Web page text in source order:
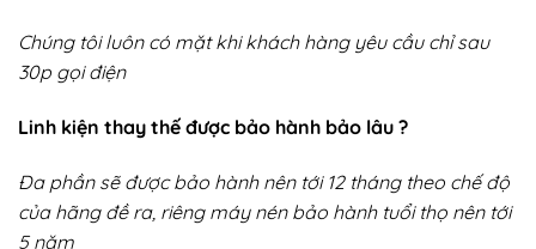
Chúng tôi luôn có mặt khi khách hàng yêu cầu chỉ sau
30p gọi điện
Linh kiện thay thế được bảo hành bảo lâu ?
Đa phần sẽ được bảo hành nên tới 12 tháng theo chế độ
của hãng đề ra, riêng máy nén bảo hành tuổi thọ nên tới
5 năm